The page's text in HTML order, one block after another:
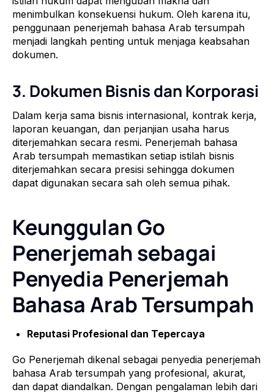
menimbulkan konsekuensi hukum. Oleh karena itu,
penggunaan penerjemah bahasa Arab tersumpah
menjadi langkah penting untuk menjaga keabsahan
dokumen.
3. Dokumen Bisnis dan Korporasi
Dalam kerja sama bisnis internasional, kontrak kerja,
laporan keuangan, dan perjanjian usaha harus
diterjemahkan secara resmi. Penerjemah bahasa
Arab tersumpah memastikan setiap istilah bisnis
diterjemahkan secara presisi sehingga dokumen
dapat digunakan secara sah oleh semua pihak.
Keunggulan Go
Penerjemah sebagai
Penyedia Penerjemah
Bahasa Arab Tersumpah
Reputasi Profesional dan Tepercaya
Go Penerjemah dikenal sebagai penyedia penerjemah
bahasa Arab tersumpah yang profesional, akurat,
dan dapat diandalkan. Dengan pengalaman lebih dari